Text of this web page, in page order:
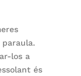
los a
és